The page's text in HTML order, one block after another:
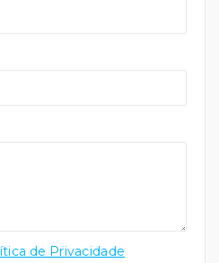
de Privacidade